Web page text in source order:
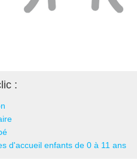
:
d'accueil enfants de 0 à 11 ans